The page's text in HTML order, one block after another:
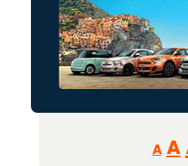
A A